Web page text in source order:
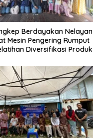
Berdayakan Nelayan
Mesin Pengering Rumput
Diversifikasi Produk